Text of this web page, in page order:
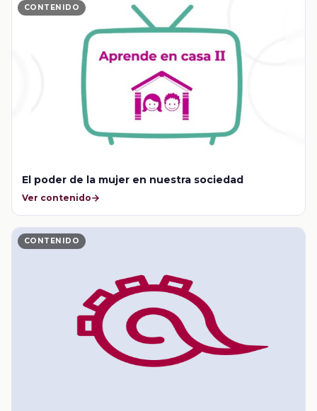
CONTENIDO
El poder de la mujer en nuestra sociedad
Ver contenido
CONTENIDO